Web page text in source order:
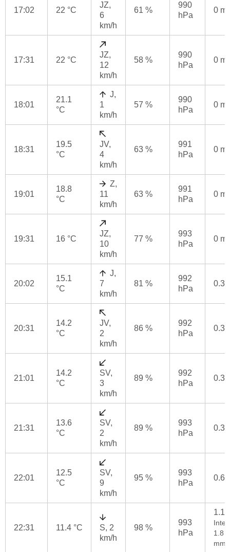
17:02 22 °C
JZ,
6
km/h
61 %
990
hPa
0
17:31 22 °C
JZ,
12
km/h
58 %
990
hPa
0
18:01
21.1
°C
J,
1
km/h
57 %
990
hPa
0
18:31
19.5
°C
JV,
4
km/h
63 %
991
hPa
0
19:01
18.8
°C
Z,
11
km/h
63 %
991
hPa
0
19:31 16 °C
JZ,
10
km/h
77 %
993
hPa
0
20:02
15.1
°C
J,
7
km/h
81 %
992
hPa
0.3
20:31
14.2
°C
JV,
2
km/h
86 %
992
hPa
0.3
21:01
14.2
°C
SV,
3
km/h
89 %
992
hPa
0.3
21:31
13.6
°C
SV,
2
km/h
89 %
993
hPa
0.3
22:01
12.5
°C
SV,
9
km/h
95 %
993
hPa
0.6
22:31 11.4 °C
S, 2
km/h
98 %
993
hPa
1.1
1.8
mm/